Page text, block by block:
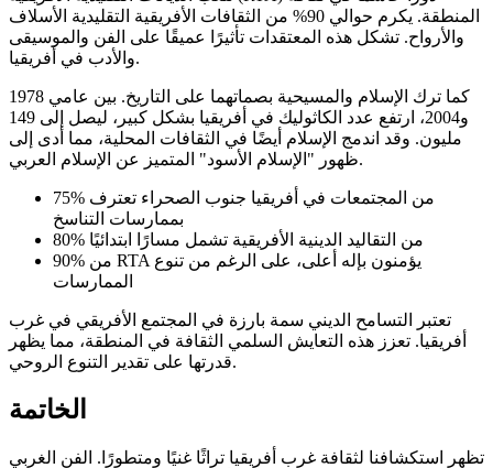
المنطقة. يكرم حوالي 90% من الثقافات الأفريقية التقليدية الأسلاف
والأرواح. تشكل هذه المعتقدات تأثيرًا عميقًا على الفن والموسيقى
والأدب في أفريقيا.
كما ترك الإسلام والمسيحية بصماتهما على التاريخ. بين عامي 1978
و2004، ارتفع عدد الكاثوليك في أفريقيا بشكل كبير، ليصل إلى 149
مليون. وقد اندمج الإسلام أيضًا في الثقافات المحلية، مما أدى إلى
ظهور "الإسلام الأسود" المتميز عن الإسلام العربي.
75% من المجتمعات في أفريقيا جنوب الصحراء تعترف
بممارسات التناسخ
80% من التقاليد الدينية الأفريقية تشمل مسارًا ابتدائيًا
90% من RTA يؤمنون بإله أعلى، على الرغم من تنوع
الممارسات
تعتبر التسامح الديني سمة بارزة في المجتمع الأفريقي في غرب
أفريقيا. تعزز هذه التعايش السلمي الثقافة في المنطقة، مما يظهر
قدرتها على تقدير التنوع الروحي.
الخاتمة
تظهر استكشافنا لثقافة غرب أفريقيا تراثًا غنيًا ومتطورًا. الفن الغربي